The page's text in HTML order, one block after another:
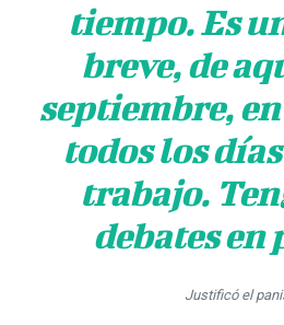
tiempo. Es
breve, de
septiembre,
todos los
trabajo.
debates en
Justificó el